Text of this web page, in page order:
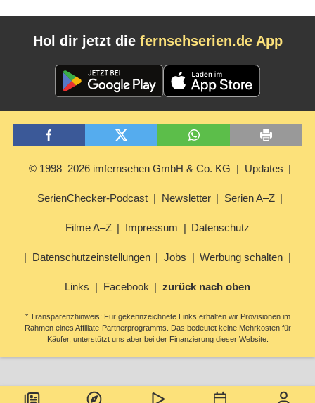
Hol dir jetzt die fernsehserien.de App
© 1998–2026 imfernsehen GmbH & Co. KG Updates
SerienChecker-Podcast Newsletter Serien A–Z
Filme A–Z Impressum Datenschutz
Datenschutzeinstellungen Jobs Werbung schalten
Links Facebook zurück nach oben
* Transparenzhinweis: Für gekennzeichnete Links erhalten wir Provisionen im
Rahmen eines Affiliate-Partnerprogramms. Das bedeutet keine Mehrkosten für
Käufer, unterstützt uns aber bei der Finanzierung dieser Website.